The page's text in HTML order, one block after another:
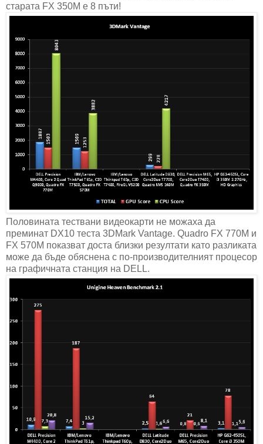
старата FX 350M e 8 пъти!
Половината тествани видеокарти не можаха да
преминат DX10 теста 3DMark Vantage. Quadro FX 770M и
FX 570M показват доста близки резултати като разликата
може да бъде обяснена с по-производителният процесор
на графичната станция на DELL.